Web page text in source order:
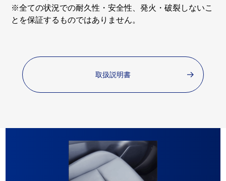
※全ての状況での耐久性・安全性、発火・破裂しないこ
とを保証するものではありません。
取扱説明書